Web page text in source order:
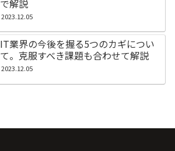
で解説
2023.12.05
IT業界の今後を握る5つのカギについ
て。克服すべき課題も合わせて解説
2023.12.05